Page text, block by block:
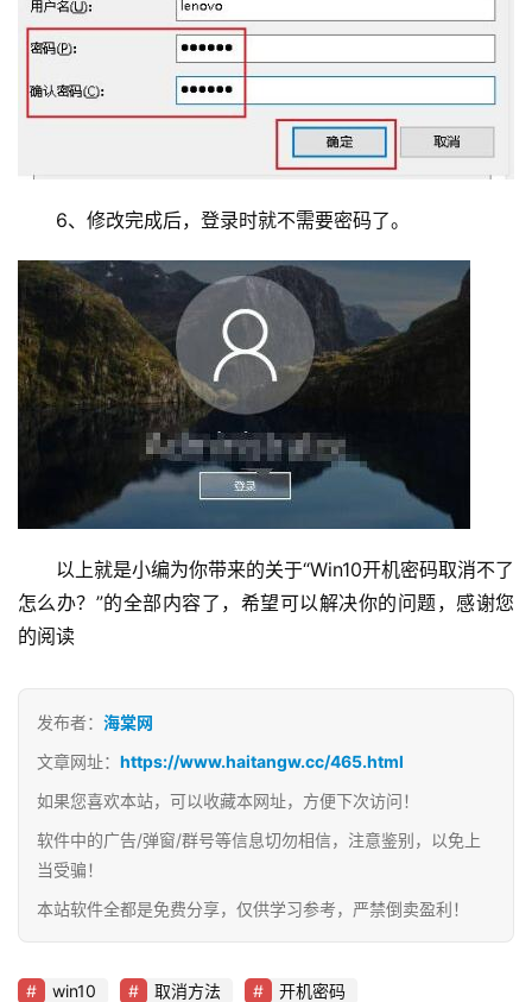
6、修改完成后，登录时就不需要密码了。
以上就是小编为你带来的关于“Win10开机密码取消不了
怎么办？”的全部内容了，希望可以解决你的问题，感谢您
的阅读
发布者： 海棠网
文章网址： https://www.haitangw.cc/465.html
如果您喜欢本站，可以收藏本网址，方便下次访问！
软件中的广告/弹窗/群号等信息切勿相信，注意鉴别，以免上
当受骗！
本站软件全都是免费分享，仅供学习参考，严禁倒卖盈利！
win10 取消方法 开机密码